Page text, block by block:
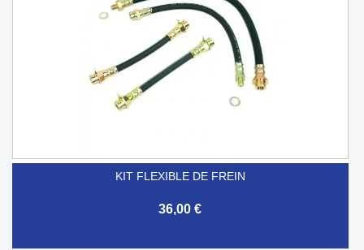
KIT FLEXIBLE DE FREIN
36,00 €